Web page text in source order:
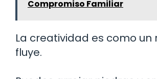
Compromiso Familiar
La creatividad es como un
fluye.